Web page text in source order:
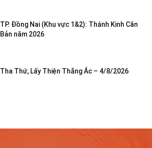
TP. Đồng Nai (Khu vực 1&2): Thánh Kinh Căn
Bản năm 2026
Tha Thứ, Lấy Thiện Thắng Ác – 4/8/2026